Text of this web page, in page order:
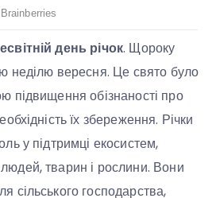
день річок. Щороку
неділю вересня. Це свято було
підвищення обізнаності про
їх збереження. Річки
у підтримці екосистем,
тварин і рослини. Вони
сільського господарства,